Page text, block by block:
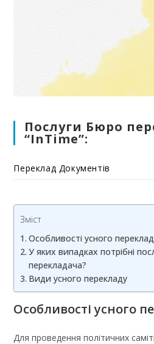
Послуги Бюро
“InTime”:
Переклад Документів
Зміст
Особливості усного
У яких випадках потрібні
перекладача?
Види усного перекладу
Особливості усного
Для проведення політичних